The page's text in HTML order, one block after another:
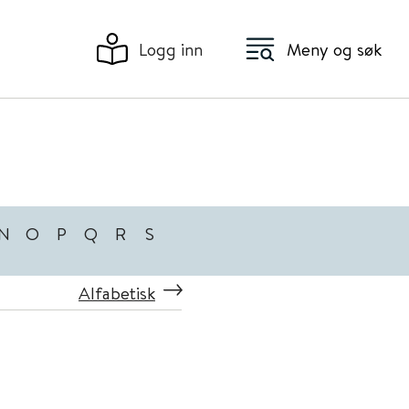
Logg inn Meny og søk
O P Q R S
Alfabetisk